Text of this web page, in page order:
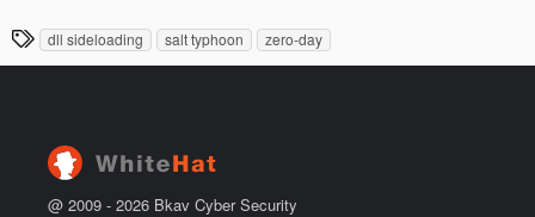
đ
ầ
u
y
u
T
h
dll sideloading salt typhoon zero-day
@ 2009 - 2026 Bkav Cyber Security